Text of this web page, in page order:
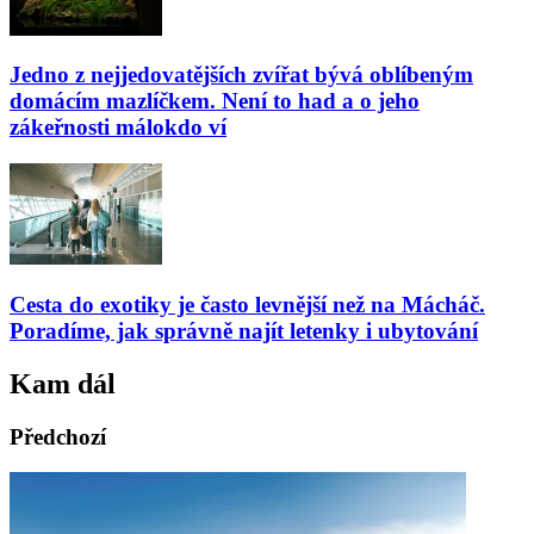
Jedno z nejjedovatějších zvířat bývá oblíbeným
domácím mazlíčkem. Není to had a o jeho
zákeřnosti málokdo ví
Cesta do exotiky je často levnější než na Mácháč.
Poradíme, jak správně najít letenky i ubytování
Kam dál
Předchozí